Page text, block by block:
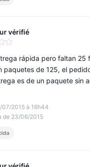
vérifié
5
2015 à 16h44
de 23/06/2015
rápida pero faltan 25
paquetes de 125, el
es de un paquete sin